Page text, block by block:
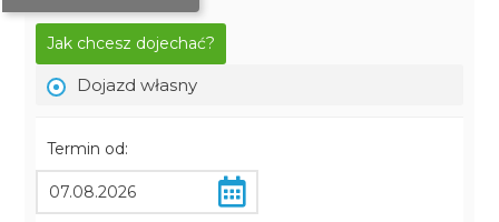
Jak chcesz dojechać?
Dojazd własny
Termin od: